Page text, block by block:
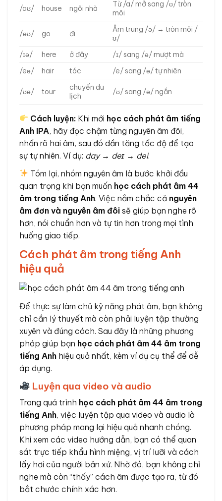
/aʊ/ house ngôi nhà
Từ /a/ mở sang /ʊ/ tròn
môi
/əʊ/ go đi
Âm trung /ə/ → tròn môi /
ʊ/
/ɪə/
here ở đây
/ɪ/ sang /ə/ mượt mà
/eə/
hair tóc /e/ sang /ə/ tự nhiên
/ʊə/ tour
chuyến du
lịch
/ʊ/ sang /ə/ ngắn
Cách luyện: Khi mới học cách phát âm tiếng
Anh IPA, hãy đọc chậm từng nguyên âm đôi,
nhấn rõ hai âm, sau đó dần tăng tốc độ để tạo
sự tự nhiên. Ví dụ: day → deɪ → dei.
Tóm lại, nhóm nguyên âm là bước khởi đầu
quan trọng khi bạn muốn học cách phát âm 44
âm trong tiếng Anh. Việc nắm chắc cả nguyên
âm đơn và nguyên âm đôi sẽ giúp bạn nghe rõ
hơn, nói chuẩn hơn và tự tin hơn trong mọi tình
huống giao tiếp.
Cách phát âm trong tiếng Anh
hiệu quả
Để thực sự làm chủ kỹ năng phát âm, bạn không
chỉ cần lý thuyết mà còn phải luyện tập thường
xuyên và đúng cách. Sau đây là những phương
pháp giúp bạn học cách phát âm 44 âm trong
tiếng Anh hiệu quả nhất, kèm ví dụ cụ thể để dễ
áp dụng.
Luyện qua video và audio
Trong quá trình học cách phát âm 44 âm trong
tiếng Anh, việc luyện tập qua video và audio là
phương pháp mang lại hiệu quả nhanh chóng.
Khi xem các video hướng dẫn, bạn có thể quan
sát trực tiếp khẩu hình miệng, vị trí lưỡi và cách
lấy hơi của người bản xứ. Nhờ đó, bạn không chỉ
nghe mà còn “thấy” cách âm được tạo ra, từ đó
bắt chước chính xác hơn.